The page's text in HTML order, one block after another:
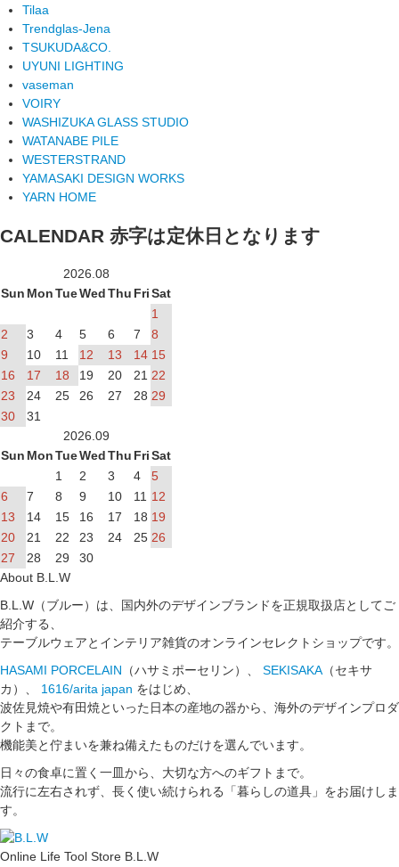
Tilaa
Trendglas-Jena
TSUKUDA&CO.
UYUNI LIGHTING
vaseman
VOIRY
WASHIZUKA GLASS STUDIO
WATANABE PILE
WESTERSTRAND
YAMASAKI DESIGN WORKS
YARN HOME
CALENDAR 赤字は定休日となります
2026.08
Sun MonTueWedThu FriSat
1
2
3 4 5 6 7
8
9
10 11 12 13 14 15
16
17 18 19 20 21 22
23
24 25 26 27 28 29
30
31
2026.09
Sun MonTueWedThu FriSat
1
2 3 4
5
6
7 8 9 10 11 12
13
14 15 16 17 18 19
20
21 22 23 24 25 26
27
28 29
30
About B.L.W
B.L.W（ブルー）は、国内外のデザインブランドを正規取扱店としてご
紹介する、
テーブルウェアとインテリア雑貨のオンラインセレクトショップです。
HASAMI PORCELAIN （ハサミポーセリン）、 SEKISAKA（セキサ
カ）、 1616/arita japan をはじめ、
波佐見焼や有田焼といった日本の産地の器から、海外のデザインプロダ
クトまで。
機能美と佇まいを兼ね備えたものだけを選んでいます。
日々の食卓に置く一皿から、大切な方へのギフトまで。
流行に左右されず、長く使い続けられる「暮らしの道具」をお届けしま
す。
Online Life Tool Store B.L.W